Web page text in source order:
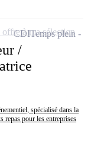
/
spécialisé dans la
repas pour les entreprises
CDITemps plein
à ma sélection